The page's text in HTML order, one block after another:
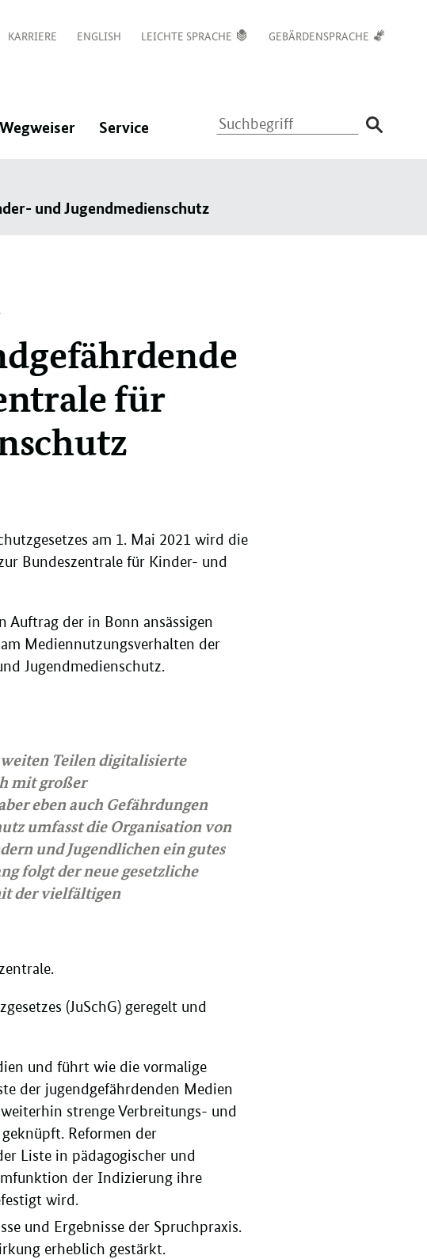
KARRIERE ENGLISH LEICHTE SPRACHE GEBÄRDENSPRACHE
Wegweiser:
Service Suchbegriff
und Jugendmedienschutz
für
am 1. Mai 2021 wird die
Bundeszentrale für Kinder- und
Auftrag der in Bonn ansässigen
Mediennutzungsverhalten der
Jugendmedienschutz.
weiten Teilen digitalisierte
mit großer
eben auch Gefährdungen
umfasst die Organisation von
und Jugendlichen ein gutes
folgt der neue gesetzliche
der vielfältigen
(JuSchG) geregelt und
und führt wie die vormalige
der jugendgefährdenden Medien
strenge Verbreitungs- und
Reformen der
Liste in pädagogischer und
der Indizierung ihre
wird.
und Ergebnisse der Spruchpraxis.
erheblich gestärkt.